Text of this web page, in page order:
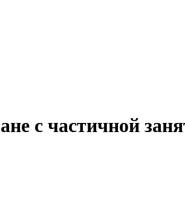
с частичной